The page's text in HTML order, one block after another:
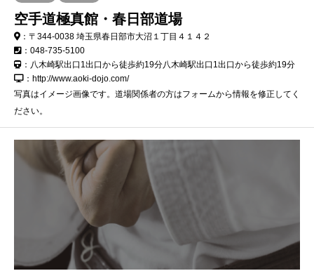
空手道極真館・春日部道場
：〒344-0038 埼玉県春日部市大沼１丁目４１４２
：048-735-5100
：八木崎駅出口1出口から徒歩約19分八木崎駅出口1出口から徒歩約19分
：http://www.aoki-dojo.com/
写真はイメージ画像です。道場関係者の方はフォームから情報を修正してく
ださい。